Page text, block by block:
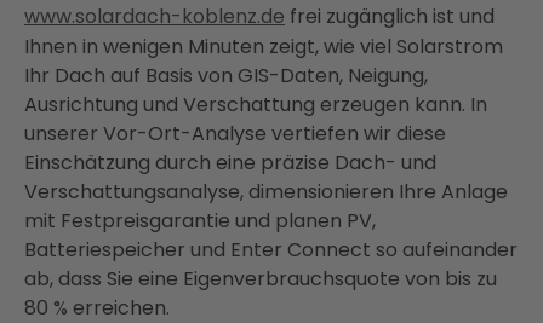
www.solardach-koblenz.de frei zugänglich ist und
Ihnen in wenigen Minuten zeigt, wie viel Solarstrom
Ihr Dach auf Basis von GIS-Daten, Neigung,
Ausrichtung und Verschattung erzeugen kann. In
unserer Vor-Ort-Analyse vertiefen wir diese
Einschätzung durch eine präzise Dach- und
Verschattungsanalyse, dimensionieren Ihre Anlage
mit Festpreisgarantie und planen PV,
Batteriespeicher und Enter Connect so aufeinander
ab, dass Sie eine Eigenverbrauchsquote von bis zu
80 % erreichen.